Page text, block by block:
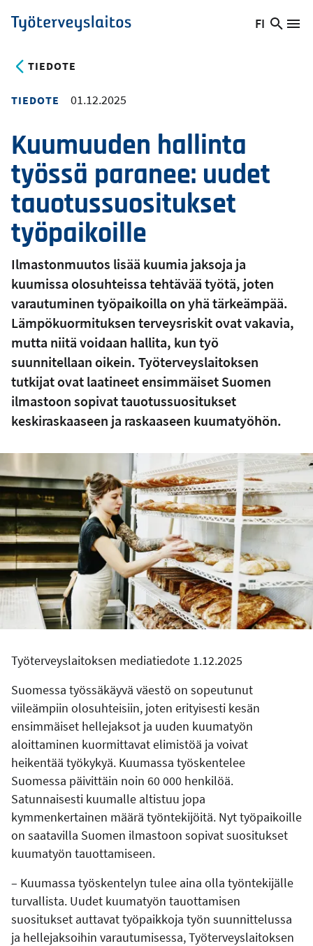
Hyppää
pääsisältöön
Työterveyslaitos
Vaihda
FI
Hae
TIEDOTE
TIEDOTE 01.12.2025
Kuumuuden hallinta
työssä paranee: uudet
tauotussuositukset
työpaikoille
Ilmastonmuutos lisää kuumia jaksoja ja
kuumissa olosuhteissa tehtävää työtä, joten
varautuminen työpaikoilla on yhä tärkeämpää.
Lämpökuormituksen terveysriskit ovat vakavia,
mutta niitä voidaan hallita, kun työ
suunnitellaan oikein. Työterveyslaitoksen
tutkijat ovat laatineet ensimmäiset Suomen
ilmastoon sopivat tauotussuositukset
keskiraskaaseen ja raskaaseen kuumatyöhön.
Työterveyslaitoksen mediatiedote 1.12.2025
Suomessa työssäkäyvä väestö on sopeutunut
viileämpiin olosuhteisiin, joten erityisesti kesän
ensimmäiset hellejaksot ja uuden kuumatyön
aloittaminen kuormittavat elimistöä ja voivat
heikentää työkykyä. Kuumassa työskentelee
Suomessa päivittäin noin 60 000 henkilöä.
Satunnaisesti kuumalle altistuu jopa
kymmenkertainen määrä työntekijöitä. Nyt työpaikoille
on saatavilla Suomen ilmastoon sopivat suositukset
kuumatyön tauottamiseen.
– Kuumassa työskentelyn tulee aina olla työntekijälle
turvallista. Uudet kuumatyön tauottamisen
suositukset auttavat työpaikkoja työn suunnittelussa
ja hellejaksoihin varautumisessa, Työterveyslaitoksen